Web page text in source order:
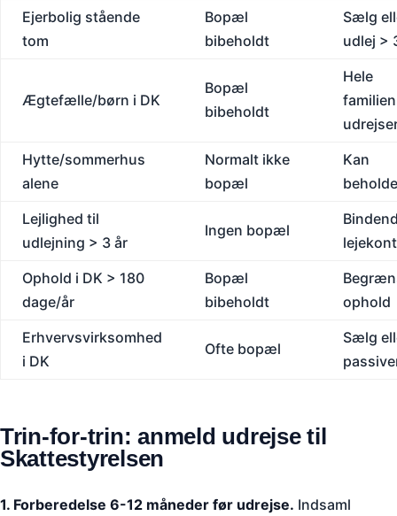
Ejerbolig stående
tom
Bopæl
bibeholdt
Sælg
udlej >
Ægtefælle/børn i DK
Bopæl
bibeholdt
Hele
familien
Hytte/sommerhus
alene
Normalt ikke
bopæl
Kan
Lejlighed til
udlejning > 3 år
Ingen bopæl
Ophold i DK > 180
dage/år
Bopæl
bibeholdt
ophold
Erhvervsvirksomhed
i DK
Ofte bopæl
Sælg
Trin-for-trin: anmeld udrejse til
Skattestyrelsen
1. Forberedelse 6-12 måneder før udrejse. Indsaml